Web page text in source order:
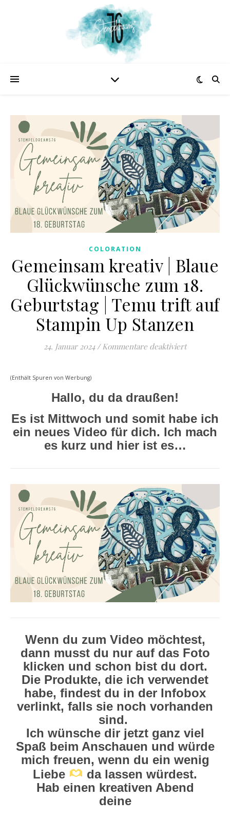
COLORATION
Gemeinsam kreativ | Blaue
Glückwünsche zum 18.
Geburtstag | Temu trift auf
Stampin Up Stanzen
24. Januar 2024 / Kommentare deaktiviertfür
(Enthält Spuren von Werbung)
Hallo, du da draußen!
Es ist Mittwoch und somit habe ich
ein neues Video für dich. Ich mach
es kurz und hier ist es…
Wenn du zum Video möchtest,
dann musst du nur auf das Foto
klicken und schon bist du dort.
Die Produkte, die ich verwendet
habe, findest du in der Infobox
verlinkt, falls sie noch vorhanden
sind.
Ich wünsche dir jetzt ganz viel
Spaß beim Anschauen und würde
mich freuen, wenn du ein wenig
Liebe
da lassen würdest.
Hab einen kreativen Abend
deine